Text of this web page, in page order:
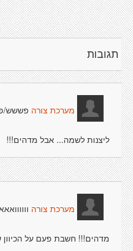
תגובות
מערכת צורה פששש/
ליצנות לשמה... אבל מדהים!!!
מערכת צורה
מדהים!!! חשבת פעם על הכיוון